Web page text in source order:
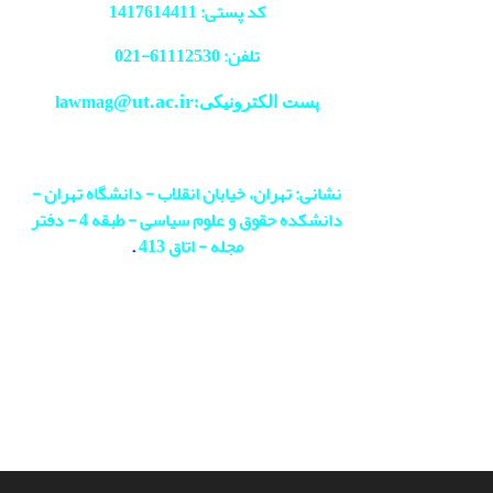
کد پستی: 1417614411
تلفن: 61112530-
021
پست الکترونیکی:lawmag@ut.ac.ir
نشانی: تهران، خیابان انقلاب - دانشگاه تهران -
دانشکده حقوق و علوم سیاسی - طبقه 4 - دفتر
مجله - اتاق 413
.